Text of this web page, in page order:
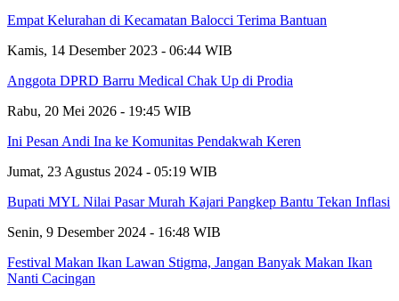
Empat Kelurahan di Kecamatan Balocci Terima Bantuan
Kamis, 14 Desember 2023 - 06:44 WIB
Anggota DPRD Barru Medical Chak Up di Prodia
Rabu, 20 Mei 2026 - 19:45 WIB
Ini Pesan Andi Ina ke Komunitas Pendakwah Keren
Jumat, 23 Agustus 2024 - 05:19 WIB
Bupati MYL Nilai Pasar Murah Kajari Pangkep Bantu Tekan Inflasi
Senin, 9 Desember 2024 - 16:48 WIB
Festival Makan Ikan Lawan Stigma, Jangan Banyak Makan Ikan
Nanti Cacingan